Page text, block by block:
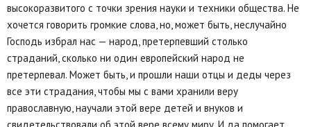
высокоразвитого с точки зрения науки и техники общества. Не
хочется говорить громкие слова, но, может быть, неслучайно
Господь избрал нас — народ, претерпевший столько
страданий, сколько ни один европейский народ не
претерпевал. Может быть, и прошли наши отцы и деды через
все эти страдания, чтобы мы с вами хранили веру
православную, научали этой вере детей и внуков и